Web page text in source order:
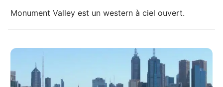
Monument Valley est un western à ciel ouvert.